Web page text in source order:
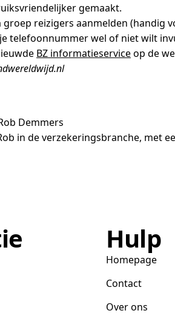
gemaakt.
groep reizigers aanmelden (handig
telefoonnummer wel of niet wilt
BZ informatieserviceop de
Demmers
in de verzekeringsbranche, met
Hulp
Homepage
Contact
Over ons